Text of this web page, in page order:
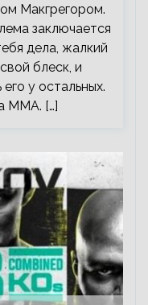
Макгрегором.
заключается
дела, жалкий
блеск, и
у остальных.
ММА. […]